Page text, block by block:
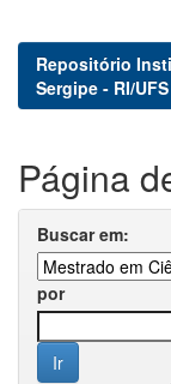
Repositório
Sergipe - RI/UFS
Página
Buscar em:
por